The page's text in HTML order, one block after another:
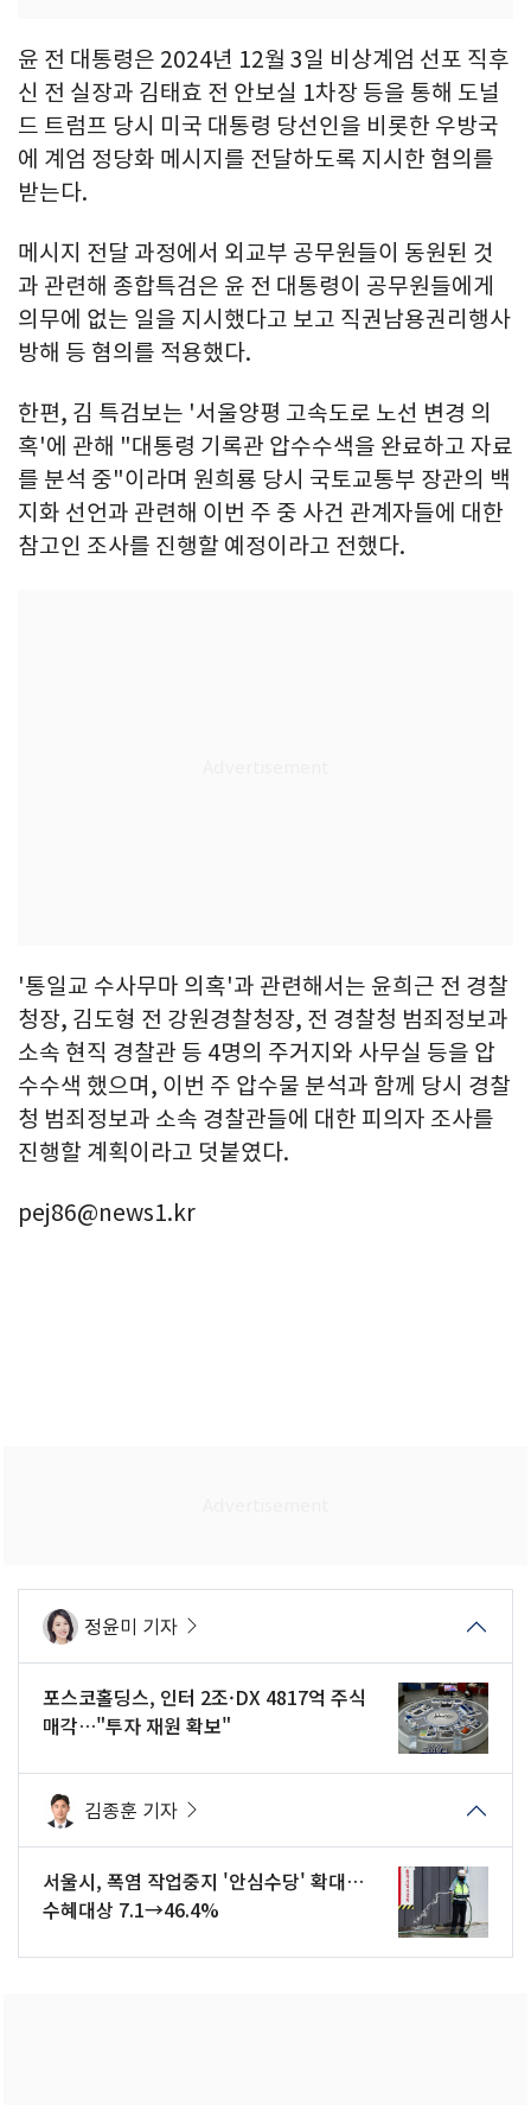
윤 전 대통령은 2024년 12월 3일 비상계엄 선포 직후
신 전 실장과 김태효 전 안보실 1차장 등을 통해 도널
드 트럼프 당시 미국 대통령 당선인을 비롯한 우방국
에 계엄 정당화 메시지를 전달하도록 지시한 혐의를
받는다.
메시지 전달 과정에서 외교부 공무원들이 동원된 것
과 관련해 종합특검은 윤 전 대통령이 공무원들에게
의무에 없는 일을 지시했다고 보고 직권남용권리행사
방해 등 혐의를 적용했다.
한편, 김 특검보는 '서울양평 고속도로 노선 변경 의
혹'에 관해 "대통령 기록관 압수수색을 완료하고 자료
를 분석 중"이라며 원희룡 당시 국토교통부 장관의 백
지화 선언과 관련해 이번 주 중 사건 관계자들에 대한
참고인 조사를 진행할 예정이라고 전했다.
'통일교 수사무마 의혹'과 관련해서는 윤희근 전 경찰
청장, 김도형 전 강원경찰청장, 전 경찰청 범죄정보과
소속 현직 경찰관 등 4명의 주거지와 사무실 등을 압
수수색 했으며, 이번 주 압수물 분석과 함께 당시 경찰
청 범죄정보과 소속 경찰관들에 대한 피의자 조사를
진행할 계획이라고 덧붙였다.
pej86@news1.kr
정윤미 기자
포스코홀딩스, 인터 2조·DX 4817억 주식
매각…"투자 재원 확보"
김종훈 기자
서울시, 폭염 작업중지 '안심수당' 확대…
수혜대상 7.1→46.4%